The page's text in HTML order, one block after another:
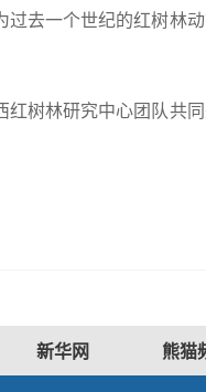
去一个世纪的红树林
树林研究中心团队共
新华网 熊猫